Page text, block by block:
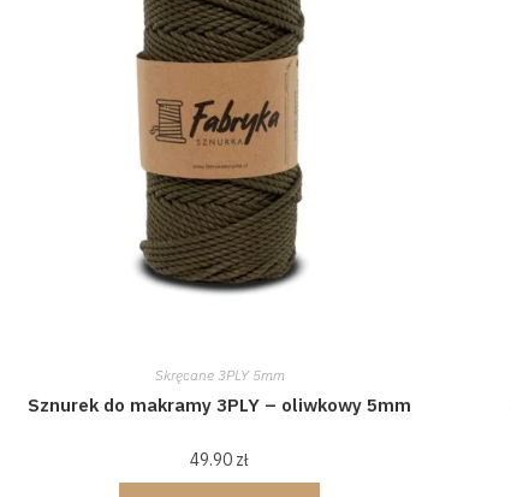
Skręcane 3PLY 5mm
Sznurek do makramy 3PLY – oliwkowy 5mm
49.90 zł